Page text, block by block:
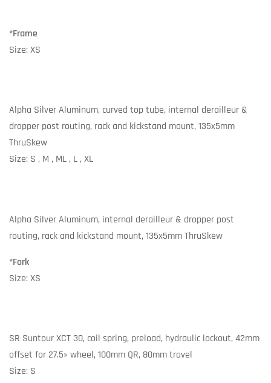
*Frame
Size: XS
Alpha Silver Aluminum, curved top tube, internal derailleur &
dropper post routing, rack and kickstand mount, 135x5mm
ThruSkew
Size: S , M , ML , L , XL
Alpha Silver Aluminum, internal derailleur & dropper post
routing, rack and kickstand mount, 135x5mm ThruSkew
*Fork
Size: XS
SR Suntour XCT 30, coil spring, preload, hydraulic lockout, 42mm
offset for 27.5» wheel, 100mm QR, 80mm travel
Size: S